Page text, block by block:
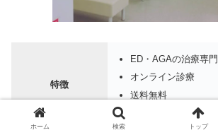
特徴
ED・AGAの治療専門
オンライン診療
送料無料
ホーム 検索 トップ